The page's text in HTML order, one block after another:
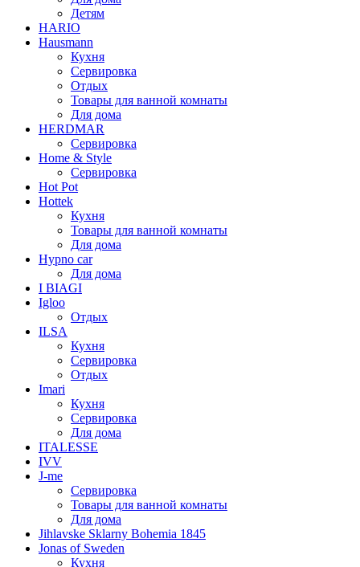
Детям
HARIO
Hausmann
Кухня
Сервировка
Отдых
Товары для ванной комнаты
Для дома
HERDMAR
Сервировка
Home & Style
Сервировка
Hot Pot
Hottek
Кухня
Товары для ванной комнаты
Для дома
Hypno car
Для дома
I BIAGI
Igloo
Отдых
ILSA
Кухня
Сервировка
Отдых
Imari
Кухня
Сервировка
Для дома
ITALESSE
IVV
J-me
Сервировка
Товары для ванной комнаты
Для дома
Jihlavske Sklarny Bohemia 1845
Jonas of Sweden
Кухня